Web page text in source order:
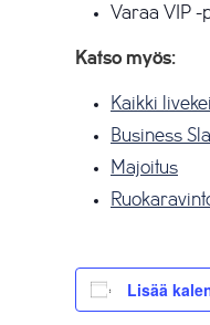
Varaa VIP -
Katso myös:
Kaikki
Business
Majoitus
Lisää